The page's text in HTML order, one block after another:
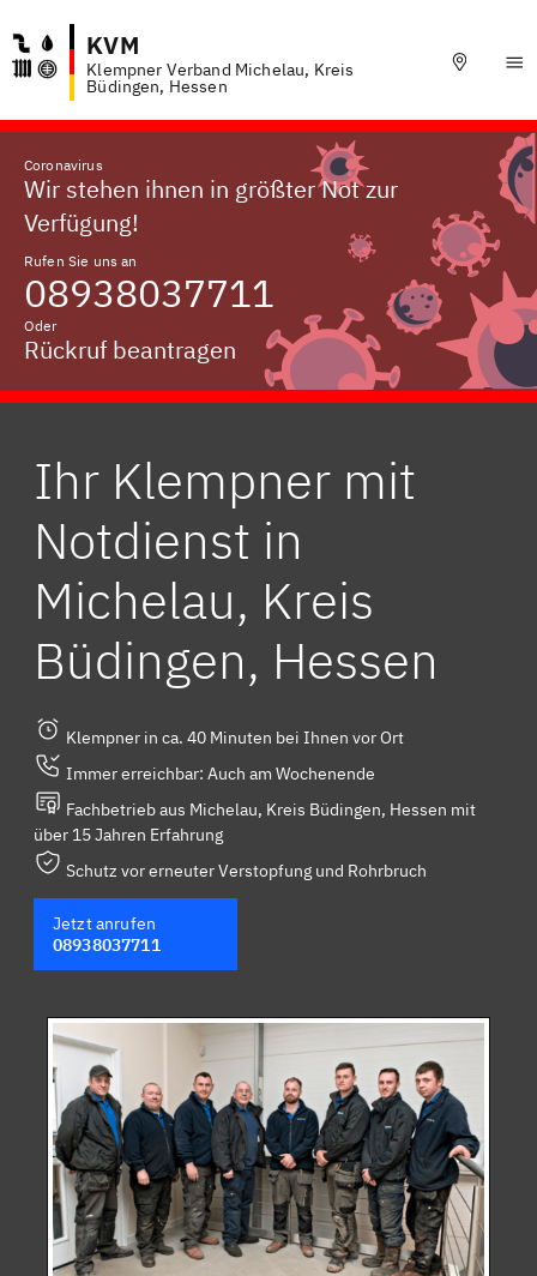
KVM
Klempner Verband Michelau, Kreis
Büdingen, Hessen
Coronavirus
Wir stehen ihnen in größter Not zur
Verfügung!
Rufen Sie uns an
08938037711
Oder
Rückruf beantragen
Ihr Klempner mit
Notdienst in
Michelau, Kreis
Büdingen, Hessen
Klempner in ca. 40 Minuten bei Ihnen vor Ort
Immer erreichbar: Auch am Wochenende
Fachbetrieb aus Michelau, Kreis Büdingen, Hessen mit
über 15 Jahren Erfahrung
Schutz vor erneuter Verstopfung und Rohrbruch
Jetzt anrufen
08938037711